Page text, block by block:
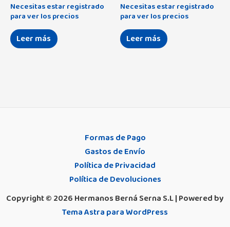
Necesitas estar registrado
para ver los precios
Leer más
Necesitas estar registrado
para ver los precios
Leer más
Formas de Pago
Gastos de Envío
Política de Privacidad
Política de Devoluciones
Copyright © 2026 Hermanos Berná Serna S.L | Powered by
Tema Astra para WordPress